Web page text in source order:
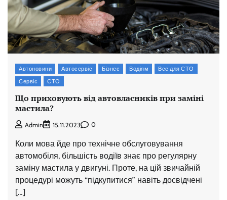
Автоновини Автосервіс Бізнес Водіям
Все для СТО
Сервіс
СТО
Що приховують від автовласників при заміні
мастила?
Admin 15.11.2023 0
Коли мова йде про технічне обслуговування
автомобіля, більшість водіїв знає про регулярну
заміну мастила у двигуні. Проте, на цій звичайній
процедурі можуть “підкупитися” навіть досвідчені
[…]